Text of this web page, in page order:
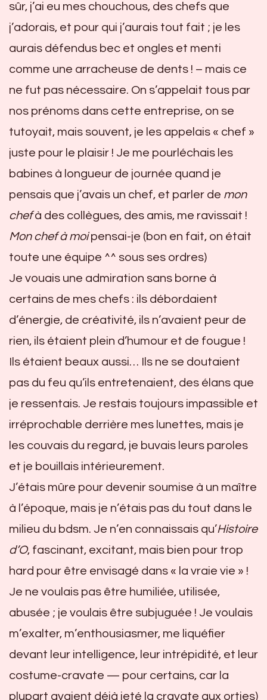
sûr, j’ai eu mes chouchous, des chefs que
j’adorais, et pour qui j’aurais tout fait ; je les
aurais défendus bec et ongles et menti
comme une arracheuse de dents ! – mais ce
ne fut pas nécessaire. On s’appelait tous par
nos prénoms dans cette entreprise, on se
tutoyait, mais souvent, je les appelais « chef »
juste pour le plaisir ! Je me pourléchais les
babines à longueur de journée quand je
pensais que j’avais un chef, et parler de mon
chefà des collègues, des amis, me ravissait !
Mon chef à moipensai-je (bon en fait, on était
toute une équipe ^^ sous ses ordres)
Je vouais une admiration sans borne à
certains de mes chefs : ils débordaient
d’énergie, de créativité, ils n’avaient peur de
rien, ils étaient plein d’humour et de fougue !
Ils étaient beaux aussi… Ils ne se doutaient
pas du feu qu’ils entretenaient, des élans que
je ressentais. Je restais toujours impassible et
irréprochable derrière mes lunettes, mais je
les couvais du regard, je buvais leurs paroles
et je bouillais intérieurement.
J’étais mûre pour devenir soumise à un maître
à l’époque, mais je n’étais pas du tout dans le
milieu du bdsm. Je n’en connaissais qu’Histoire
d’O, fascinant, excitant, mais bien pour trop
hard pour être envisagé dans « la vraie vie » !
Je ne voulais pas être humiliée, utilisée,
abusée ; je voulais être subjuguée ! Je voulais
m’exalter, m’enthousiasmer, me liquéfier
devant leur intelligence, leur intrépidité, et leur
costume-cravate — pour certains, car la
plupart avaient déjà jeté la cravate aux orties)